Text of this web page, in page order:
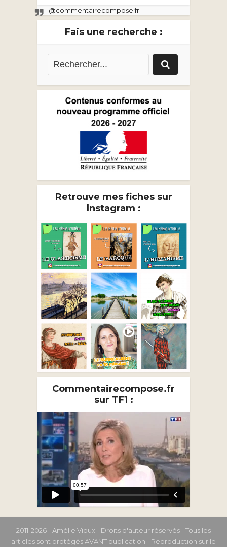
@commentairecompose.fr
Fais une recherche :
Retrouve mes fiches sur
Instagram :
Commentairecompose.fr
sur TF1 :
2011-2026 - Amélie Vioux - Droits d'auteur réservés - Tous les
articles sont protégés AVANT publication - Reproduction sur le